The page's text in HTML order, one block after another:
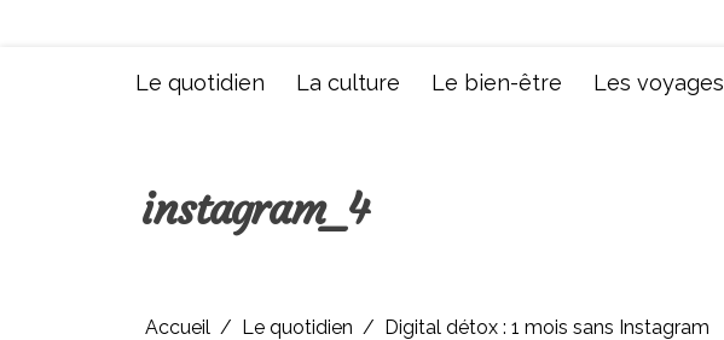
Le quotidien La culture Le bien-être Les voyages
instagram_4
Accueil Le quotidien Digital détox : 1 mois sans Instagram